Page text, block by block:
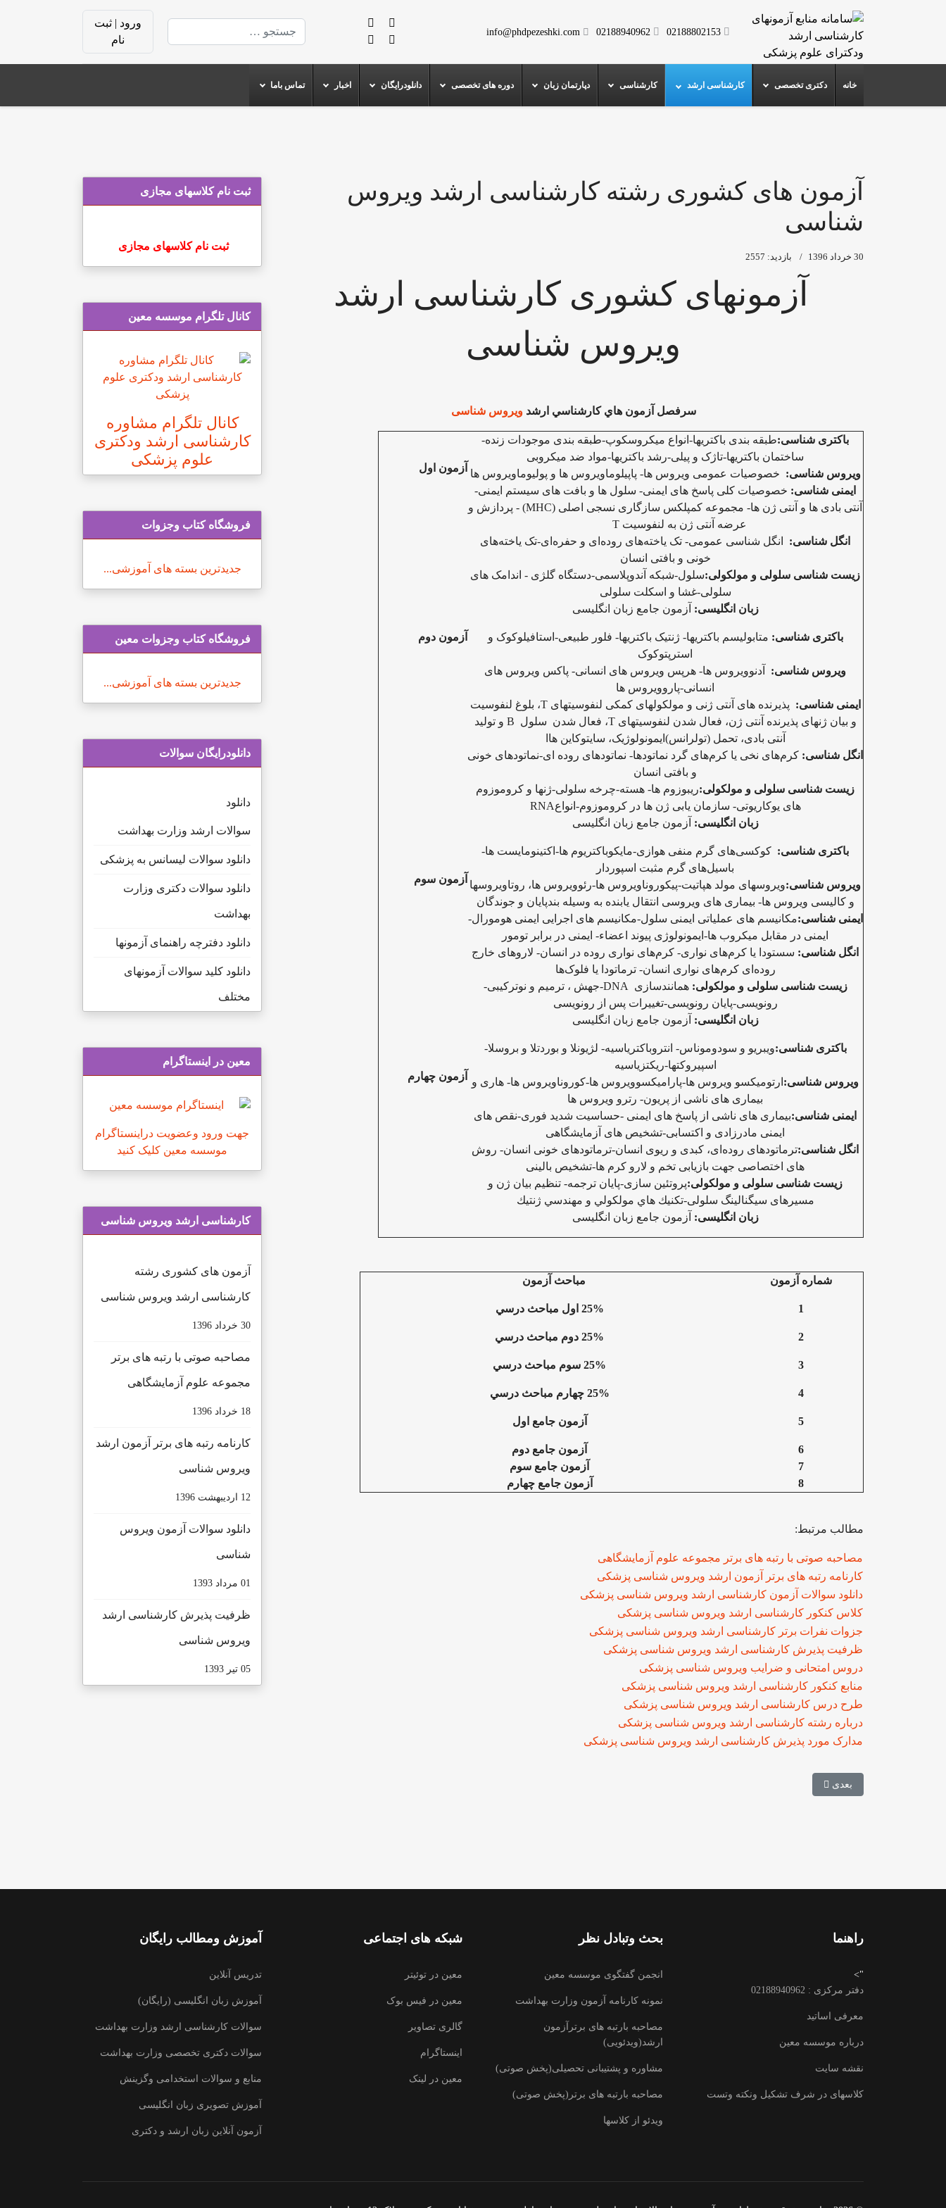
02188802153
02188940962
info@phdpezeshki.com
ورود | ثبت
نام
خانه دکتری تخصصی کارشناسی ارشد کارشناسی دپارتمان زبان دوره های تخصصی دانلودرایگان اخبار تماس باما
آزمون های کشوری رشته کارشناسی ارشد ویروس
شناسی
30 خرداد 1396 بازدید: 2557
آزمونهای کشوری کارشناسی ارشد
ویروس شناسی
سرفصل آزمون هاي كارشناسي ارشدویروس شناسی
باکتری شناسی:طبقه بندی باکتریها-انواع میکروسکوپ-طبقه بندی موجودات زنده-
ساختمان باکتریها-تاژک و پیلی-رشد باکتریها-مواد ضد میکروبی
ویروس شناسی: خصوصیات عمومی ویروس ها- پاپیلوماویروس ها و پولیوماویروس ها
ایمنی شناسی: خصوصیات کلی پاسخ های ایمنی- سلول ها و بافت های سیستم ایمنی-
آنتی بادی ها و آنتی ژن ها- مجموعه كمپلكس سازگاری نسجی اصلی (MHC) -
پردازش و
عرضه آنتی ژن به لنفوسیت T
انگل شناسی: انگل شناسی عمومی- تک یاخته‌های روده‌ای و حفره‌ای-تک یاخته‌های
خونی و بافتی انسان
زیست شناسی سلولی و مولکولی:سلول-شبکه آندوپلاسمی-دستگاه گلژی - اندامک های
سلولی-غشا و اسکلت سلولی
زبان انگلیسی: آزمون جامع زبان انگلیسی
آزمون اول
باکتری شناسی: متابولیسم باکتریها- ژنتیک باکتریها- فلور طبیعی-استافیلوکوک و
استرپتوکوک
ویروس شناسی:
آدنوویروس ها- هرپس ویروس های انسانی- پاکس ویروس های
انسانی-پاروویروس ها
ایمنی شناسی: پذیرنده های آنتی ژنی و مولکولهای کمکی لنفوسیتهایT، بلوغ لنفوسیت
و بیان ژنهای پذیرنده آنتی ژن، فعال شدن لنفوسیتهایT، فعال شدن سلول B و تولید
آنتی بادی، تحمل (تولرانس)ایمونولوژیک، سایتوکاین ها
انگل شناسی: کرم‌های نخی یا کرم‌های گرد نماتودها- نماتودهای روده ای-نماتودهای خونی
و بافتی انسان
زیست شناسی سلولی و مولکولی:ریبوزوم ها- هسته-چرخه سلولی-ژنها و کروموزوم
های یوکاریوتی- سازمان یابی ژن ها در کروموزوم-انواعRNA
زبان انگلیسی: آزمون جامع زبان انگلیسی
آزمون دوم
باکتری شناسی: کوکسی‌های گرم منفی هوازی-مایکوباکتریوم ها-اکتینومایست ها-
باسیل‌های گرم مثبت اسپوردار
ویروس شناسی:ویروسهای مولد هپاتیت-پیکوروناویروس ها-رئوویروس ها، روتاویروسها
و کالیسی ویروس ها- بیماری های ویروسی انتقال یابنده به وسیله بندپایان و جوندگان
ایمنی شناسی:مکانیسم های عملیاتی ایمنی سلول-مکانیسم های اجرایی ایمنی هومورال-
ایمنی در مقابل میکروب ها-ایمونولوژی پیوند اعضاء- ایمنی در برابر تومور
انگل شناسی: سستودا یا کرم‌های نواری- کرم‌های نواری روده در انسان- لاروهای خارج
روده‌ای کرم‌های نواری انسان- ترماتودا یا فلوک‌ها
زیست شناسی سلولی و مولکولی: همانندسازی جهش ، ترميم و نوترکیبی-
رونویسی-پایان رونویسی-تغییرات پس از رونویسی
زبان انگلیسی: آزمون جامع زبان انگلیسی
آزمون سوم
باکتری شناسی:ویبریو و سودوموناس- انتروباکتریاسیه- لژیونلا و بوردتلا و بروسلا-
اسپیروکتها-ریکتزیاسیه
ویروس شناسی: ارتومیکسو ویروس ها-پارامیکسوویروس ها-کوروناویروس ها- هاری و
بیماری های ناشی از پریون- رترو ویروس ها
ایمنی شناسی:بیماری های ناشی از پاسخ های ایمنی -حساسیت شدید فوری-نقص های
ایمنی مادرزادی و اکتسابی-تشخیص های آزمایشگاهی
انگل شناسی:ترماتودهای روده‌ای، کبدی و ریوی انسان-ترماتودهای خونی انسان- روش
های اختصاصی جهت بازیابی تخم و لارو کرم ها-تشخیص بالینی
زیست شناسی سلولی و مولکولی:پروتئین سازی-پایان ترجمه- تنظیم بیان ژن و
مسیرهای سیگنالینگ سلولی-تكنيك هاي مولكولي و مهندسي ژنتيك
زبان انگلیسی: آزمون جامع زبان انگلیسی
آزمون چهارم
شماره آزمون مباحث آزمون
1 25% اول مباحث درسي
2 25% دوم مباحث درسي
3 25% سوم مباحث درسي
4 25% چهارم مباحث درسي
5 آزمون جامع اول
6
آزمون جامع دوم
7
آزمون جامع سوم
8
آزمون جامع چهارم
مطالب مرتبط:
مصاحبه صوتی با رتبه های برتر مجموعه علوم آزمایشگاهی
کارنامه رتبه های برتر آزمون ارشد ویروس شناسی پزشکی
دانلود سوالات آزمون کارشناسی ارشد ویروس شناسی پزشکی
کلاس کنکور کارشناسی ارشد ویروس شناسی پزشکی
جزوات نفرات برتر کارشناسی ارشد ویروس شناسی پزشکی
ظرفیت پذیرش کارشناسی ارشد ویروس شناسی پزشکی
دروس امتحانی و ضرایب ویروس شناسی پزشکی
منابع کنکور کارشناسی ارشد ویروس شناسی پزشکی
طرح درس کارشناسی ارشد ویروس شناسی پزشکی
درباره رشته کارشناسی ارشد ویروس شناسی پزشکی
مدارک مورد پذیرش کارشناسی ارشد ویروس شناسی پزشکی
مطلب بعدی: مصاحبه صوتی با رتبه های برتر مجموعه علوم آزمایشگاهی
بعدی
ثبت نام کلاسهای مجازی
ثبت نام کلاسهای مجازی
کانال تلگرام موسسه معین
کانال تلگرام مشاوره
کارشناسی ارشد ودکتری
علوم پزشکی
فروشگاه کتاب وجزوات
جدیدترین بسته های آموزشی...
فروشگاه کتاب وجزوات معین
جدیدترین بسته های آموزشی...
دانلودرایگان سوالات
دانلود
سوالات ارشد وزارت بهداشت
دانلود سوالات لیسانس به پزشکی
دانلود سوالات دکتری وزارت
بهداشت
دانلود دفترچه راهنمای آزمونها
دانلود کلید سوالات آزمونهای
مختلف
معین در اینستاگرام
جهت ورود وعضویت دراینستاگرام
موسسه معین کلیک کنید
كارشناسی ارشد ویروس شناسی
آزمون های کشوری رشته
کارشناسی ارشد ویروس شناسی
30 خرداد 1396
مصاحبه صوتی با رتبه های برتر
مجموعه علوم آزمایشگاهی
18 خرداد 1396
کارنامه رتبه های برتر آزمون ارشد
ویروس شناسی
12 ارديبهشت 1396
دانلود سوالات آزمون ویروس
شناسی
01 مرداد 1393
ظرفیت پذیرش کارشناسی ارشد
ویروس شناسی
05 تیر 1393
راهنما
">
دفتر مرکزی : 02188940962
معرفی اساتید
درباره موسسه معین
نقشه سایت
کلاسهای در شرف تشکیل ونکته وتست
بحث وتبادل نظر
انجمن گفتگوی موسسه معین
نمونه کارنامه آزمون وزارت بهداشت
مصاحبه بارتبه های برترآزمون
ارشد(ویدئویی)
مشاوره و پشتیبانی تحصیلی(پخش صوتی)
مصاحبه بارتبه های برتر(پخش صوتی)
ویدئو از کلاسها
شبکه های اجتماعی
معین در توئیتر
معین در فیس بوک
گالری تصاویر
اینستاگرام
معین در لینک
آموزش ومطالب رایگان
تدریس آنلاین
آموزش زبان انگلیسی (رایگان)
سوالات کارشناسی ارشد وزارت بهداشت
سوالات دکتری تخصصی وزارت بهداشت
منابع و سوالات استخدامی وگزینش
آموزش تصویری زبان انگلیسی
آزمون آنلاین زبان ارشد و دکتری